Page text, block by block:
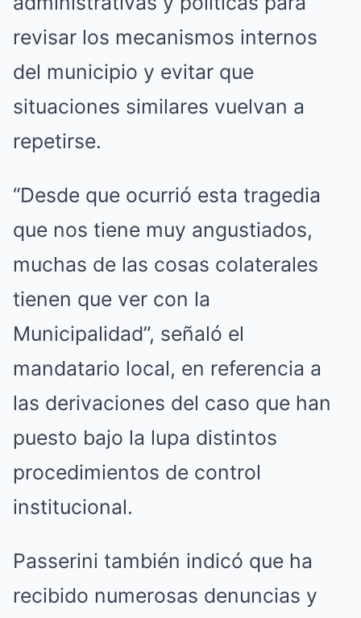
revisar los mecanismos internos
del municipio y evitar que
situaciones similares vuelvan a
repetirse.
“Desde que ocurrió esta tragedia
que nos tiene muy angustiados,
muchas de las cosas colaterales
tienen que ver con la
Municipalidad”, señaló el
mandatario local, en referencia a
las derivaciones del caso que han
puesto bajo la lupa distintos
procedimientos de control
institucional.
Passerini también indicó que ha
recibido numerosas denuncias y